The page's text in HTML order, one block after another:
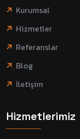
Kurumsal
Hizmetler
Referanslar
Blog
İletişim
Hizmetlerimiz